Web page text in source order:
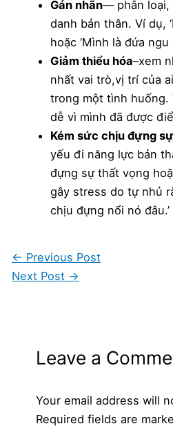
Gán nhãn— phân loại,
danh bản thân. Ví dụ,
hoặc ‘Mình là đứa ngu
Giảm thiểu hóa–xem
nhất vai trò,vị trí của
trong một tình huống.
dễ vì mình đã được
Kém sức chịu đựng
yếu đi năng lực bản
đựng sự thất vọng
gây stress do tự nhủ
chịu đựng nổi nó đâu.’
← Previous Post
Next Post →
Leave a
Your email address will
Required fields are